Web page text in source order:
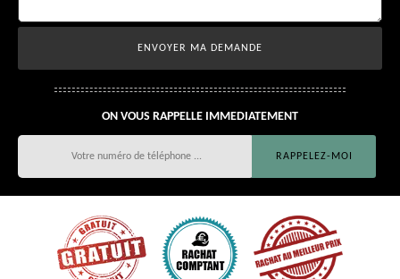
ON VOUS RAPPELLE IMMEDIATEMENT